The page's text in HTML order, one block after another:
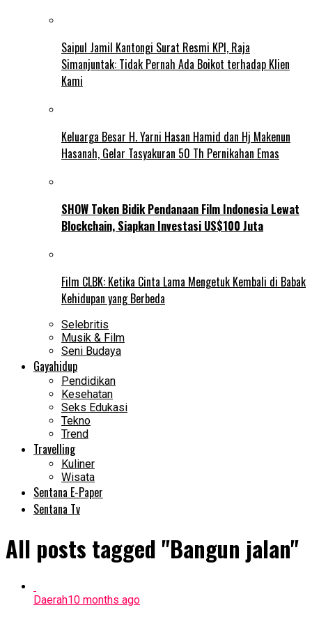
Saipul Jamil Kantongi Surat Resmi KPI, Raja
Simanjuntak: Tidak Pernah Ada Boikot terhadap Klien
Kami
Keluarga Besar H. Yarni Hasan Hamid dan Hj Makenun
Hasanah, Gelar Tasyakuran 50 Th Pernikahan Emas
SHOW Token Bidik Pendanaan Film Indonesia Lewat
Blockchain, Siapkan Investasi US$100 Juta
Film CLBK: Ketika Cinta Lama Mengetuk Kembali di Babak
Kehidupan yang Berbeda
Selebritis
Musik & Film
Seni Budaya
Gayahidup
Pendidikan
Kesehatan
Seks Edukasi
Tekno
Trend
Travelling
Kuliner
Wisata
Sentana E-Paper
Sentana Tv
All posts tagged "Bangun jalan"
Daerah10 months ago